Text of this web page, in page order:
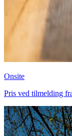
Onsite
Pris ved tilmelding